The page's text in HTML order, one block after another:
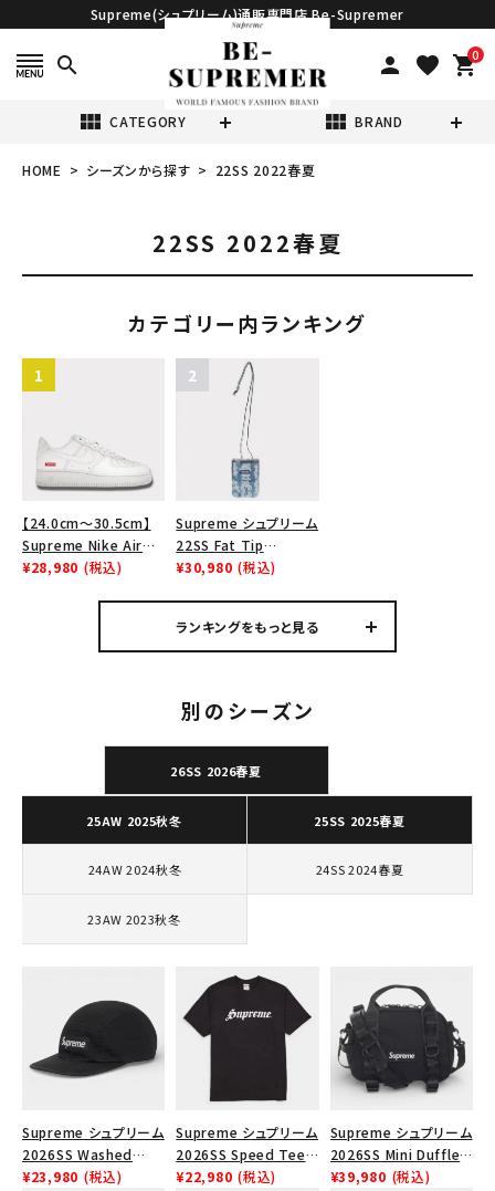
Supreme(シュプリーム)通販専門店 Be-Supremer
search person favorite 0
shopping_cart
view_module CATEGORY view_module BRAND
CATEGORY
Tシャツ・ロングスリーブ
パーカー・トレーナー
ジャケット・アウター
キャップ・ハット
スニーカー・ブーツ
パンツ・ショーツ
アクセサリー
SEASON
CONTENTS
ACCOUNT MENU
ようこそ ゲスト 様
HOME シーズンから探す 22SS 2022春夏
22SS 2022春夏
カテゴリー内ランキング
【24.0cm～30.5cm】
Supreme Nike Air
Force 1 Low シュプリ
¥28,980 (税込)
Supreme シュプリーム
22SS Fat Tip
Jacquard Denim
ネックポーチ ブルー
¥30,980 (税込)
ランキングをもっと見る
別のシーズン
26SS 2026春夏
25AW 2025秋冬 25SS 2025春夏
24AW 2024秋冬 24SS 2024春夏
23AW 2023秋冬
Supreme シュプリーム
2026SS Washed
Chino Twill Camp
¥23,980 (税込)
Supreme シュプリーム
2026SS Speed Tee
スピードTシャツ ブラッ
¥22,980 (税込)
Supreme シュプリーム
2026SS Mini Duffle
Bag ミニダッフルバッグ
¥39,980 (税込)